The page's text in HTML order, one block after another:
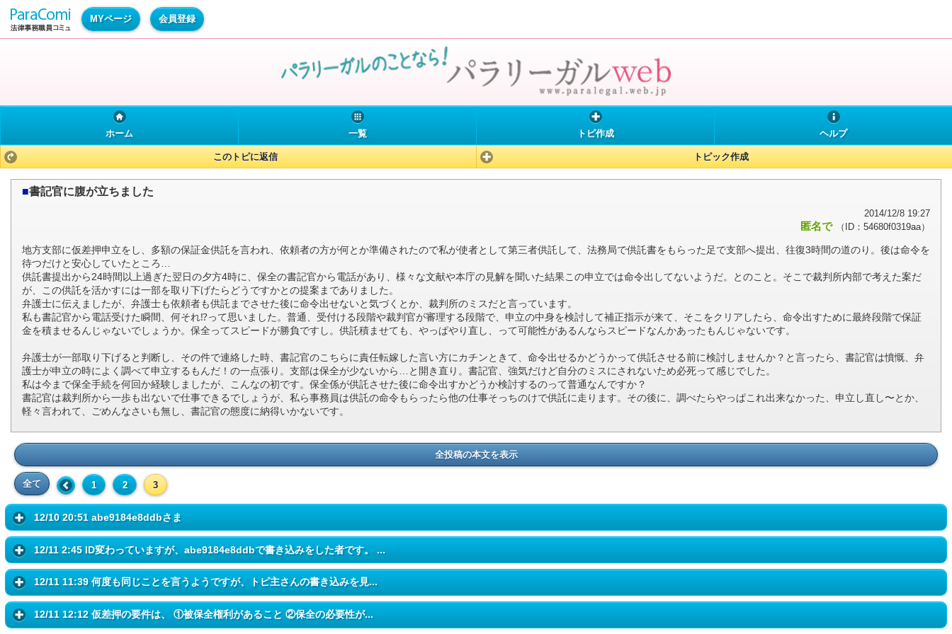
MYページ 会員登録
ホーム 一覧 トピ作成 ヘルプ
このトピに返信 トピック作成
■書記官に腹が立ちました
2014/12/8 19:27
匿名で （ID：54680f0319aa）
地方支部に仮差押申立をし、多額の保証金供託を言われ、依頼者の方が何とか準備されたので私が使者として第三者供託して、法務局で供託書をもらった足で支部へ提出、往復3時間の道のり。後は命令を
待つだけと安心していたところ…
供託書提出から24時間以上過ぎた翌日の夕方4時に、保全の書記官から電話があり、様々な文献や本庁の見解を聞いた結果この申立では命令出してないようだ。とのこと。そこで裁判所内部で考えた案だ
が、この供託を活かすには一部を取り下げたらどうですかとの提案までありました。
弁護士に伝えましたが、弁護士も依頼者も供託までさせた後に命令出せないと気づくとか、裁判所のミスだと言っています。
私も書記官から電話受けた瞬間、何それ⁉︎って思いました。普通、受付ける段階や裁判官が審理する段階で、申立の中身を検討して補正指示が来て、そこをクリアしたら、命令出すために最終段階で保証
金を積ませるんじゃないでしょうか。保全ってスピードが勝負ですし。供託積ませても、やっぱやり直し、って可能性があるんならスピードなんかあったもんじゃないです。
弁護士が一部取り下げると判断し、その件で連絡した時、書記官のこちらに責任転嫁した言い方にカチンときて、命令出せるかどうかって供託させる前に検討しませんか？と言ったら、書記官は憤慨、弁
護士が申立の時によく調べて申立するもんだ！の一点張り。支部は保全が少ないから…と開き直り。書記官、強気だけど自分のミスにされないため必死って感じでした。
私は今まで保全手続を何回か経験しましたが、こんなの初です。保全係が供託させた後に命令出すかどうか検討するのって普通なんですか？
書記官は裁判所から一歩も出ないで仕事できるでしょうが、私ら事務員は供託の命令もらったら他の仕事そっちのけで供託に走ります。その後に、調べたらやっぱこれ出来なかった、申立し直し〜とか、
軽々言われて、ごめんなさいも無し、書記官の態度に納得いかないです。
全投稿の本文を表示
全て 1 2 3
12/10 20:51 abe9184e8ddbさま
12/11 2:45 ID変わっていますが、abe9184e8ddbで書き込みをした者です。 ...
12/11 11:39 何度も同じことを言うようですが、トピ主さんの書き込みを見...
12/11 12:12 仮差押の要件は、 ①被保全権利があること ②保全の必要性が...